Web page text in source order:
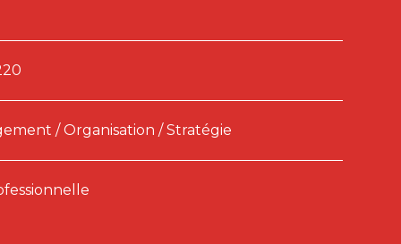
/ Organisation / Stratégie